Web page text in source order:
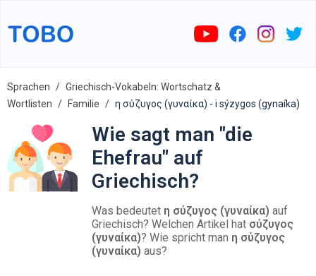
Sprachen
Griechisch-Vokabeln: Wortschatz &
Wortlisten
Familie η σύζυγος (γυναίκα) - i sýzygos (gynaíka)
Wie sagt man "die
Ehefrau" auf
Griechisch?
Was bedeutet η σύζυγος (γυναίκα) auf
Griechisch? Welchen Artikel hat σύζυγος
(γυναίκα)? Wie spricht man η σύζυγος
(γυναίκα) aus?